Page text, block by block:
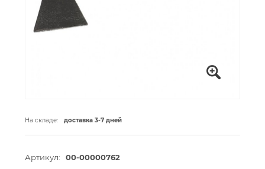
На складе: доставка 3-7 дней
Артикул: 00-00000762